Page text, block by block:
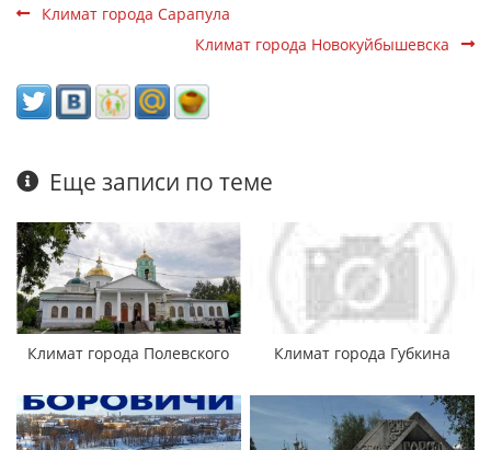
Климат города Сарапула
Климат города Новокуйбышевска
Еще записи по теме
Климат города Полевского Климат города Губкина